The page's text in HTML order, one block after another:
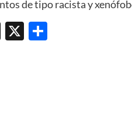
de tipo racista y
Digg
X